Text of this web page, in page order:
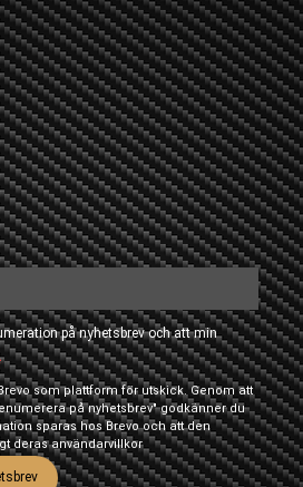
på nyhetsbrev och att min
som plattform för utskick. Genom att
på nyhetsbrev" godkänner du
sparas hos Brevo och att den
derasanvändarvillkor